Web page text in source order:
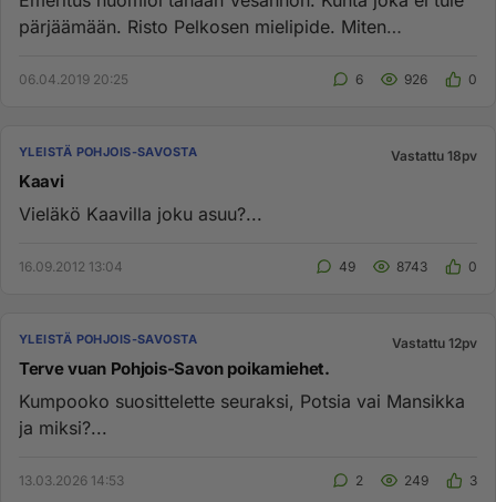
pärjäämään. Risto Pelkosen mielipide. Miten
06.04.2019 20:25 6 926 0
YLEISTÄ POHJOIS-SAVOSTA Vastattu 18pv
Kaavi
Vieläkö Kaavilla joku asuu?...
16.09.2012 13:04 49 8743 0
YLEISTÄ POHJOIS-SAVOSTA Vastattu 12pv
Terve vuan Pohjois-Savon poikamiehet.
Kumpooko suosittelette seuraksi, Potsia vai Mansikka
ja miksi?...
13.03.2026 14:53 2 249 3